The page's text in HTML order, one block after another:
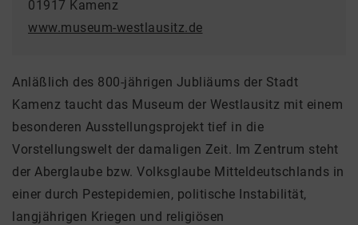
01917 Kamenz
www.museum-westlausitz.de
Anläßlich des 800-jährigen Jubliäums der Stadt
Kamenz taucht das Museum der Westlausitz mit einem
besonderen Ausstellungsprojekt tief in die
Vorstellungswelt der damaligen Zeit. Im Zentrum steht
der Aberglaube bzw. Volksglaube Mitteldeutschlands in
einer durch Pestepidemien, politische Instabilität,
langjährigen Kriegen und religiösen